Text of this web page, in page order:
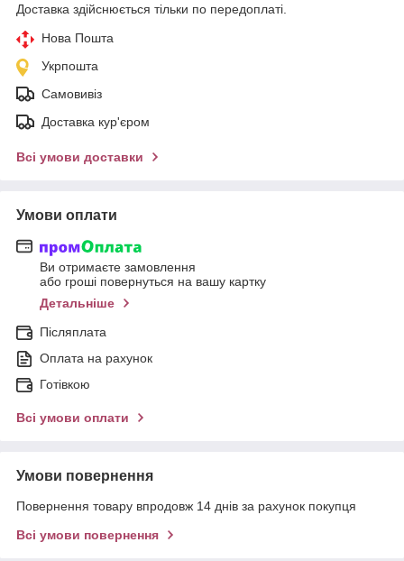
Доставка здійснюється тільки по передоплаті.
Нова Пошта
Укрпошта
Самовивіз
Доставка кур'єром
Всі умови доставки
Умови оплати
Ви отримаєте замовлення
або гроші повернуться на вашу картку
Детальніше
Післяплата
Оплата на рахунок
Готівкою
Всі умови оплати
Умови повернення
Повернення товару впродовж 14 днів за рахунок покупця
Всі умови повернення